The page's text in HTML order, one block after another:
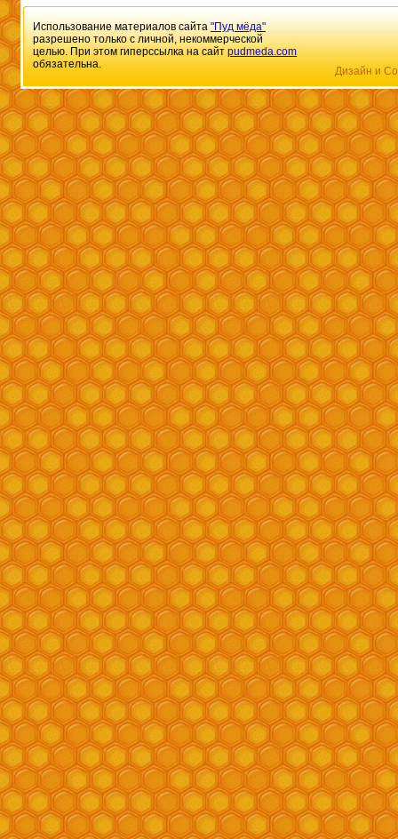
Использование материалов сайта"Пуд мёда"
разрешено только с личной, некоммерческой
целью. При этом гиперссылка на сайтpudmeda.com
обязательна.
Дизайн и